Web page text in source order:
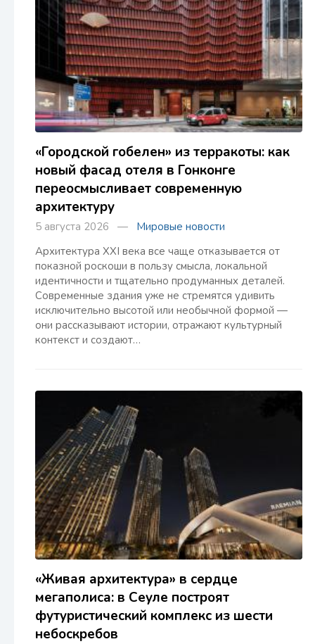
«Городской гобелен» из терракоты: как
новый фасад отеля в Гонконге
переосмысливает современную
архитектуру
5 августа 2026 — Мировые новости
Архитектура XXI века все чаще отказывается от
показной роскоши в пользу смысла, локальной
идентичности и тщательно продуманных деталей.
Современные здания уже не стремятся удивить
исключительно высотой или необычной формой —
они рассказывают истории, отражают культурный
контекст и создают…
«Живая архитектура» в сердце
мегаполиса: в Сеуле построят
футуристический комплекс из шести
небоскребов